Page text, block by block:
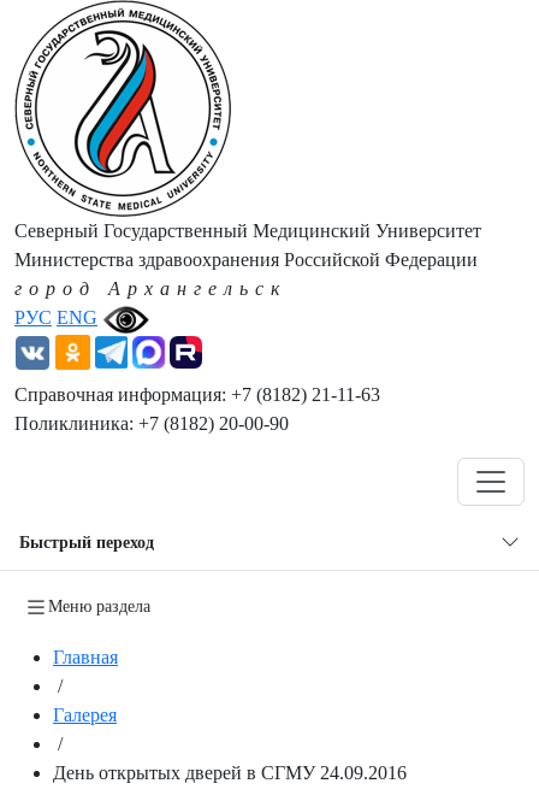
РУС ENG
Северный Государственный Медицинский Университет
Министерства здравоохранения Российской Федерации
город Архангельск
Справочная информация: +7 (8182) 21-11-63
Поликлиника: +7 (8182) 20-00-90
Быстрый переход
Меню раздела
Главная
/
Галерея
/
День открытых дверей в СГМУ 24.09.2016